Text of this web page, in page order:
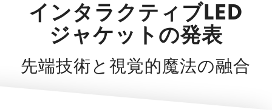
インタラクティブLED
ジャケットの発表
先端技術と視覚的魔法の融合